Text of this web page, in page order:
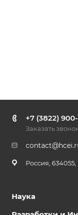
+7 (3822)
Заказать
Россия,
Наука